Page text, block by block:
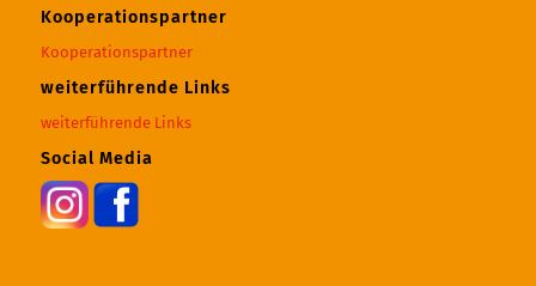
Kooperationspartner
Kooperationspartner
weiterführende Links
weiterführende Links
Social Media